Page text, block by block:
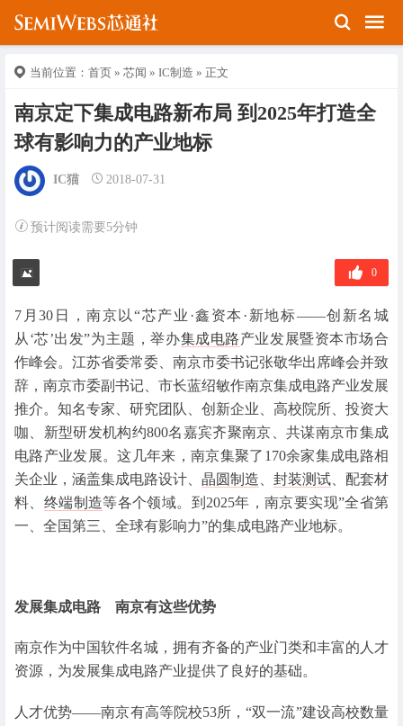
当前位置： 首页 » 芯闻 » IC制造 » 正文
南京定下集成电路新布局 到2025年打造全
球有影响力的产业地标
IC猫 2018-07-31
预计阅读需要5分钟
0
7月30日，南京以“芯产业·鑫资本·新地标——创新名城
从‘芯’出发”为主题，举办集成电路产业发展暨资本市场合
作峰会。江苏省委常委、南京市委书记张敬华出席峰会并致
辞，南京市委副书记、市长蓝绍敏作南京集成电路产业发展
推介。知名专家、研究团队、创新企业、高校院所、投资大
咖、新型研发机构约800名嘉宾齐聚南京、共谋南京市集成
电路产业发展。这几年来，南京集聚了170余家集成电路相
关企业，涵盖集成电路设计、 晶圆制造 封装测试 、配套材
料、 终端制造等各个领域。到2025年，南京要实现”全省第
一、全国第三、全球有影响力”的集成电路产业地标。
发展集成电路 南京有这些优势
南京作为中国软件名城，拥有齐备的产业门类和丰富的人才
资源，为发展集成电路产业提供了良好的基础。
人才优势——南京有高等院校53所，“双一流”建设高校数量